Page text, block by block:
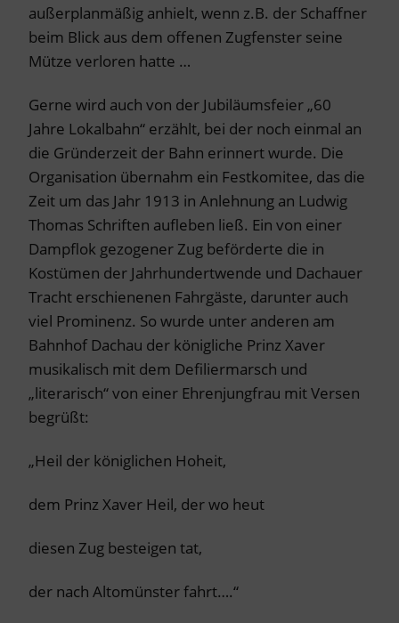
außerplanmäßig anhielt, wenn z.B. der Schaffner
beim Blick aus dem offenen Zugfenster seine
Mütze verloren hatte …
Gerne wird auch von der Jubiläumsfeier „60
Jahre Lokalbahn“ erzählt, bei der noch einmal an
die Gründerzeit der Bahn erinnert wurde. Die
Organisation übernahm ein Festkomitee, das die
Zeit um das Jahr 1913 in Anlehnung an Ludwig
Thomas Schriften aufleben ließ. Ein von einer
Dampflok gezogener Zug beförderte die in
Kostümen der Jahrhundertwende und Dachauer
Tracht erschienenen Fahrgäste, darunter auch
viel Prominenz. So wurde unter anderen am
Bahnhof Dachau der königliche Prinz Xaver
musikalisch mit dem Defiliermarsch und
„literarisch“ von einer Ehrenjungfrau mit Versen
begrüßt:
„Heil der königlichen Hoheit,
dem Prinz Xaver Heil, der wo heut
diesen Zug besteigen tat,
der nach Altomünster fahrt….“